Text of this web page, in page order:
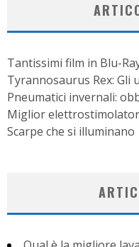
Tantissimi film in Blu-
Tyrannosaurus Rex: Gli
Pneumatici invernali:
Miglior
Scarpe che si illuminano